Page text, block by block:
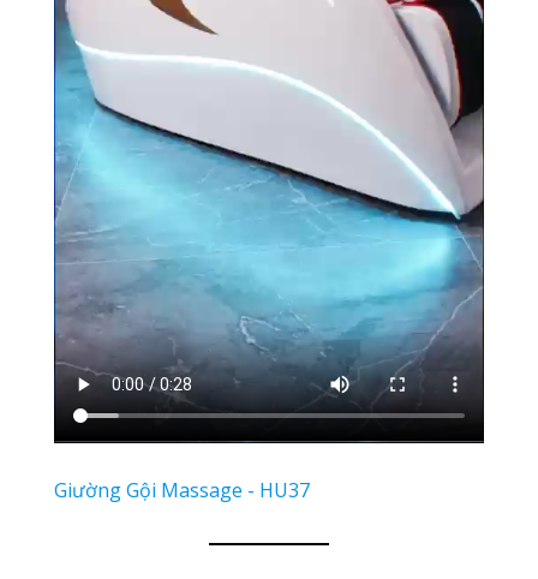
Giường Gội Massage - HU37